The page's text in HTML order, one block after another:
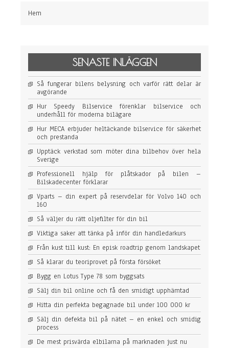
d
h
e
l
t
c
k
a
n
d
e
b
i
l
s
e
v
i
c
e
ö
r
ä
k
e
r
h
e
t
c
Hem
SENASTE INLÄGGEN
Så fungerar bilens belysning och varför rätt delar är
avgörande
Hur Speedy Bilservice förenklar bilservice och
underhåll för moderna bilägare
Hur MECA erbjuder heltäckande bilservice för säkerhet
och prestanda
Upptäck verkstad som möter dina bilbehov över hela
Sverige
Professionell hjälp för plåtskador på bilen –
Bilskadecenter förklarar
Vparts – din expert på reservdelar för Volvo 140 och
160
Så väljer du rätt oljefilter för din bil
Viktiga saker att tänka på inför din handledarkurs
Från kust till kust: En episk roadtrip genom landskapet
Så klarar du teoriprovet på första försöket
Bygg en Lotus Type 78 som byggsats
Sälj din bil online och få den smidigt upphämtad
Hitta din perfekta begagnade bil under 100 000 kr
Sälj din defekta bil på nätet – en enkel och smidig
process
De mest prisvärda elbilarna på marknaden just nu